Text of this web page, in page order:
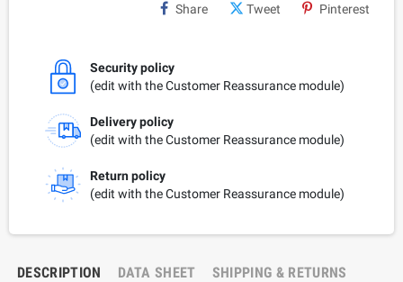
Share Tweet Pinterest
Security policy
(edit with the Customer Reassurance module)
Delivery policy
(edit with the Customer Reassurance module)
Return policy
(edit with the Customer Reassurance module)
DESCRIPTION DATA SHEET SHIPPING & RETURNS